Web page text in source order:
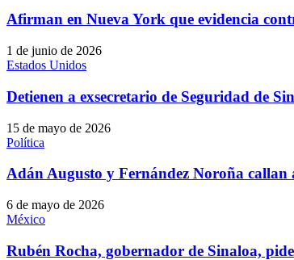
Afirman en Nueva York que evidencia
1 de junio de 2026
Estados Unidos
Detienen a exsecretario de Seguridad de
15 de mayo de 2026
Política
Adán Augusto y Fernández Noroña callan
6 de mayo de 2026
México
Rubén Rocha, gobernador de Sinaloa,